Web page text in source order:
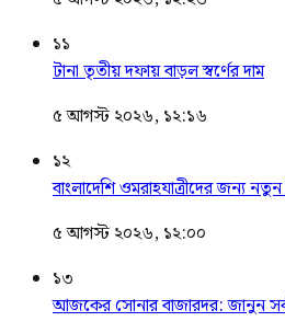
১১
টানা তৃতীয় দফায় বাড়ল স্বর্ণের দাম
৫ আগস্ট ২০২৬, ১২:১৬
১২
বাংলাদেশি ওমরাহযাত্রীদের জন্য
৫ আগস্ট ২০২৬, ১২:০০
১৩
আজকের সোনার বাজারদর: জানুন